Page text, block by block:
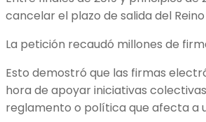
cancelar el plazo de salida del
La petición recaudó millones de
Esto demostró que las firmas
hora de apoyar iniciativas
reglamento o política que afecta a